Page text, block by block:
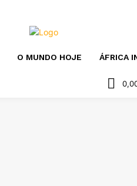
O MUNDO HOJE ÁFRICA